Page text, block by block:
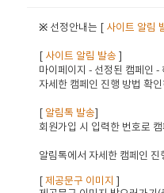
※ 선정안내는 [ 사이트 알림
사이트 알림 발송
마이페이지 - 선정된 캠페인
자세한 캠페인 진행 방법 확
알림톡 발송
회원가입 시 입력한 번호로
알림톡에서 자세한 캠페인
[제공문구 이미지